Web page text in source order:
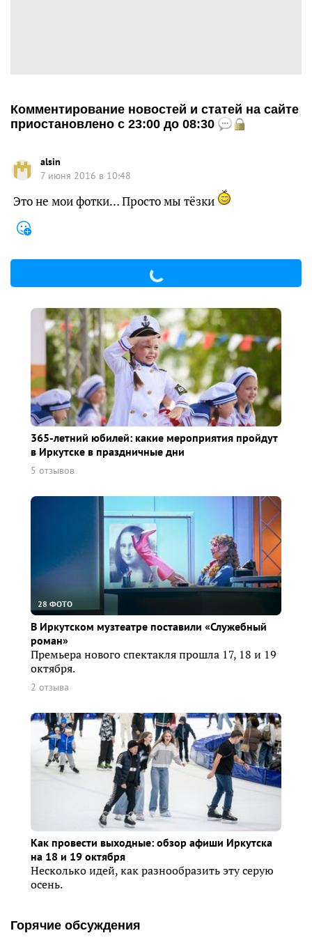
Комментирование новостей и статей на сайте
приостановлено с 23:00 до 08:30
alsin
7 июня 2016 в 10:48
Это не мои фотки… Просто мы тёзки
365-летний юбилей: какие мероприятия пройдут
в Иркутске в праздничные дни
5 отзывов
28 ФОТО
В Иркутском музтеатре поставили «Служебный
роман»
Премьера нового спектакля прошла 17, 18 и 19
октября.
2 отзыва
Как провести выходные: обзор афиши Иркутска
на 18 и 19 октября
Несколько идей, как разнообразить эту серую
осень.
Горячие обсуждения